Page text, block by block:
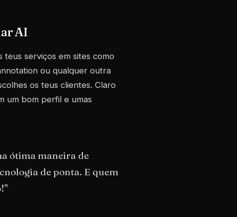
AI
serviços em sites como
ou qualquer outra
os teus clientes. Claro
um bom perfil e umas
ótima maneira de
de ponta. E quem